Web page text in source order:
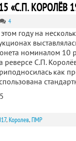
«С.П. КОРОЛЁВ
4
году на
номиналом 10
реверсе С.П.
как
5
,Королев,ПМР